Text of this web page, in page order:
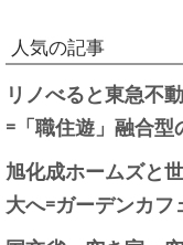
人気の記事
リノべると東急不
=「職住遊」融合
旭化成ホームズと
大へ=ガーデンカ